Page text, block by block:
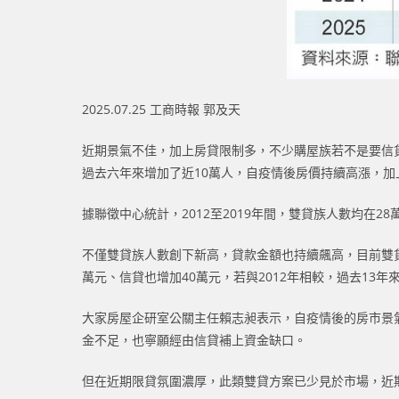
2025.07.25 工商時報 郭及天
近期景氣不佳，加上房貸限制多，不少購屋族若不是要
過去六年來增加了近10萬人，自疫情後房價持續高漲，
據聯徵中心統計，2012至2019年間，雙貸族人數均在
不僅雙貸族人數創下新高，貸款金額也持續飆高，目前
萬元、信貸也增加40萬元，若與2012年相較，過去13年
大家房屋企研室公關主任賴志昶表示，自疫情後的房市
金不足，也寧願經由信貸補上資金缺口。
但在近期限貸氛圍濃厚，此類雙貸方案已少見於市場，